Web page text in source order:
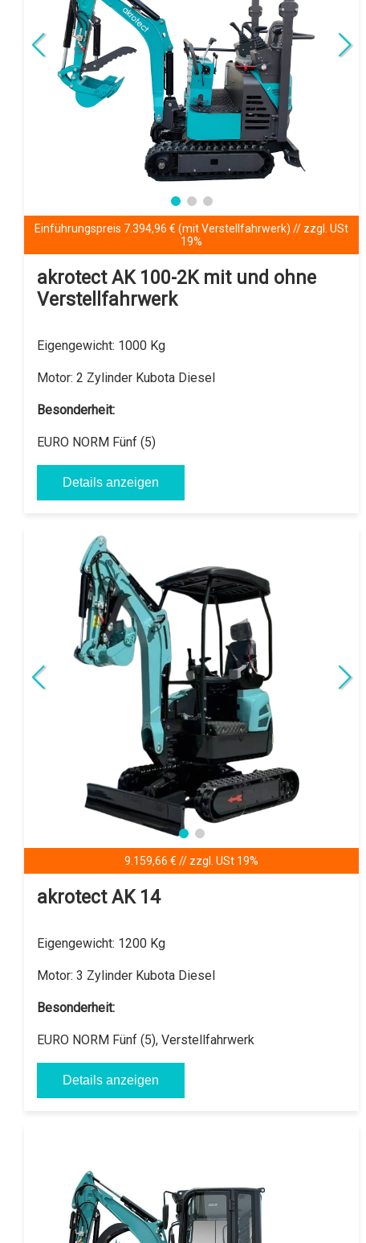
Einführungspreis 7.394,96 € (mit Verstellfahrwerk) // zzgl. USt
19%
akrotect AK 100-2K mit und ohne
Verstellfahrwerk
Eigengewicht: 1000 Kg
Motor: 2 Zylinder Kubota Diesel
Besonderheit:
EURO NORM Fünf (5)
Details anzeigen
9.159,66 € // zzgl. USt 19%
akrotect AK 14
Eigengewicht: 1200 Kg
Motor: 3 Zylinder Kubota Diesel
Besonderheit:
EURO NORM Fünf (5), Verstellfahrwerk
Details anzeigen